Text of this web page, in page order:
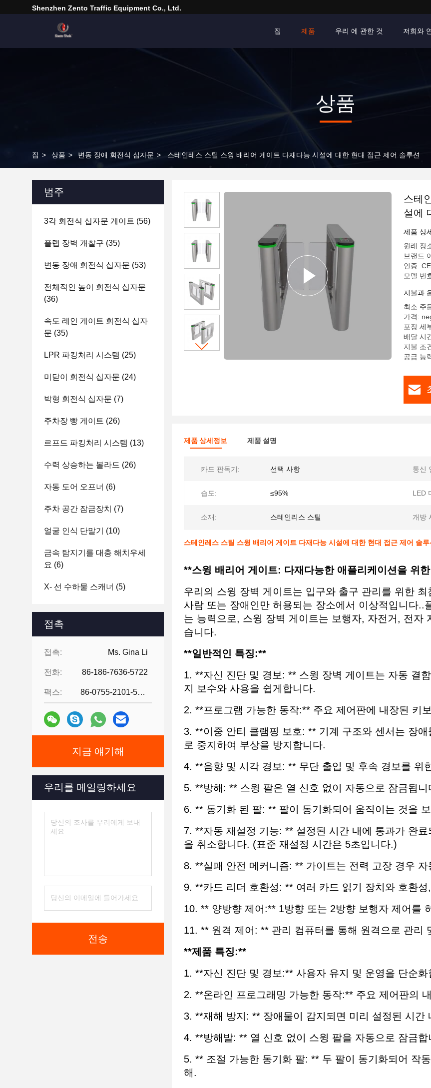
Shenzhen Zento Traffic Equipment Co., Ltd.
집 제품 우리 에 관한 것 저희와
상품
집 > 상품 > 변동 장애 회전식 십자문 > 스테인레스 스틸 스윙 배리어 게이트 다재다능 시설에 대한 현대 접근 제어 솔루션
범주
3각 회전식 십자문 게이트 (56)
플랩 장벽 개찰구 (35)
변동 장애 회전식 십자문 (53)
전체적인 높이 회전식 십자문
(36)
속도 레인 게이트 회전식 십자
문 (35)
LPR 파킹처리 시스템 (25)
미닫이 회전식 십자문 (24)
박형 회전식 십자문 (7)
주차장 빵 게이트 (26)
르프드 파킹처리 시스템 (13)
수력 상승하는 볼라드 (26)
자동 도어 오프너 (6)
주차 공간 잠금장치 (7)
얼굴 인식 단말기 (10)
금속 탐지기를 대충 해치우세
요 (6)
X- 선 수하물 스캐너 (5)
접촉
접촉: Ms. Gina Li
전화: 86-186-7636-5722
팩스: 86-0755-2101-5736
지금 얘기해
우리를 메일링하세요
전송
스테
설에
제품 상
원래 장
브랜드
인증:
모델 번
지불과
최소 주
가격:
포장 세
배달 시
지불 조
공급 능
제품 상세정보 제품 설명
카드 판독기: 선택 사항 통신
습도: ≤95% LED
소재: 스테인리스 스틸 개방
스테인레스 스틸 스윙 배리어 게이트 다재다능 시설에 대한 현대 접근 제어 솔루
**스윙 배리어 게이트: 다재다능한 애플리케이션을 위
우리의 스윙 장벽 게이트는 입구와 출구 관리를 위한
사람 또는 장애인만 허용되는 장소에서 이상적입니다..
는 능력으로, 스윙 장벽 게이트는 보행자, 자전거, 전자
습니다.
**일반적인 특징:**
1. **자신 진단 및 경보: ** 스윙 장벽 게이트는 자동 결
지 보수와 사용을 쉽게합니다.
2. **프로그램 가능한 동작:** 주요 제어판에 내장된 키
3. **이중 안티 클램핑 보호: ** 기계 구조와 센서는 장
로 중지하여 부상을 방지합니다.
4. **음향 및 시각 경보: ** 무단 출입 및 후속 경보를 위
5. **방해: ** 스윙 팔은 열 신호 없이 자동으로 잠금됩니
6. ** 동기화 된 팔: ** 팔이 동기화되어 움직이는 것을
7. **자동 재설정 기능: ** 설정된 시간 내에 통과가 완
을 취소합니다. (표준 재설정 시간은 5초입니다.)
8. **실패 안전 메커니즘: ** 가이트는 전력 고장 경우
9. **카드 리더 호환성: ** 여러 카드 읽기 장치와 호환
10. ** 양방향 제어:** 1방향 또는 2방향 보행자 제어를
11. ** 원격 제어: ** 관리 컴퓨터를 통해 원격으로 관리
**제품 특징:**
1. **자신 진단 및 경보:** 사용자 유지 및 운영을 단순화
2. **온라인 프로그래밍 가능한 동작:** 주요 제어판의
3. **재해 방지: ** 장애물이 감지되면 미리 설정된 시간
4. **방해발: ** 열 신호 없이 스윙 팔을 자동으로 잠금합
5. ** 조절 가능한 동기화 팔: ** 두 팔이 동기화되어 작
해.